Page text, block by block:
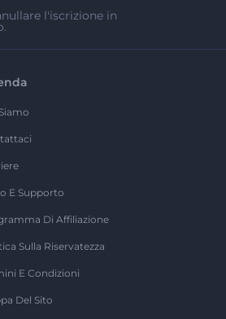
l'iscrizione in
E Supporto
Di Affiliazione
Sulla Riservatezza
E Condizioni
Del Sito